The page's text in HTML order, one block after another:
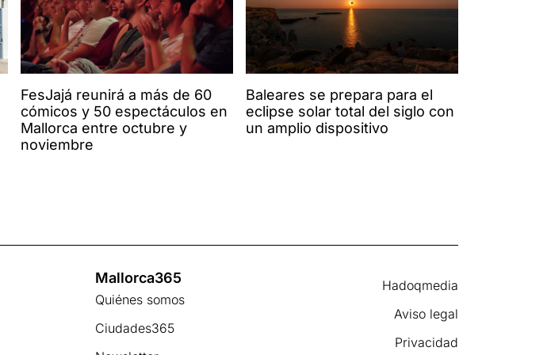
FesJajá reunirá a más de 60
cómicos y 50 espectáculos en
Mallorca entre octubre y
noviembre
Baleares se prepara para el
eclipse solar total del siglo con
un amplio dispositivo
Hadoqmedia
Aviso legal
Privacidad
Mallorca365
Quiénes somos
Ciudades365